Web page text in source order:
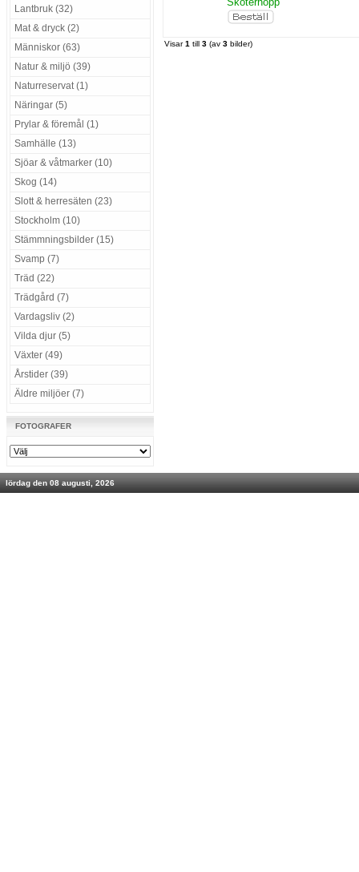
Lantbruk (32)
Mat & dryck (2)
Människor (63)
Natur & miljö (39)
Naturreservat (1)
Näringar (5)
Prylar & föremål (1)
Samhälle (13)
Sjöar & våtmarker (10)
Skog (14)
Slott & herresäten (23)
Stockholm (10)
Stämmningsbilder (15)
Svamp (7)
Träd (22)
Trädgård (7)
Vardagsliv (2)
Vilda djur (5)
Växter (49)
Årstider (39)
Äldre miljöer (7)
FOTOGRAFER
Visar1 till 3 (av 3 bilder)
lördag den 08 augusti, 2026